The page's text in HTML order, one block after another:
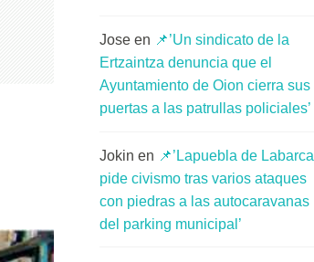
Jose en 📌’Un sindicato de la
Ertzaintza denuncia que el
Ayuntamiento de Oion cierra sus
puertas a las patrullas policiales’
Jokin en 📌’Lapuebla de Labarca
pide civismo tras varios ataques
con piedras a las autocaravanas
del parking municipal’